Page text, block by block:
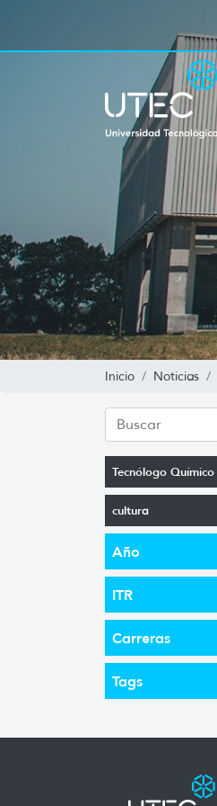
Inicio Noticias
Tecnólogo Químico
cultura
Año
ITR
Carreras
Tags